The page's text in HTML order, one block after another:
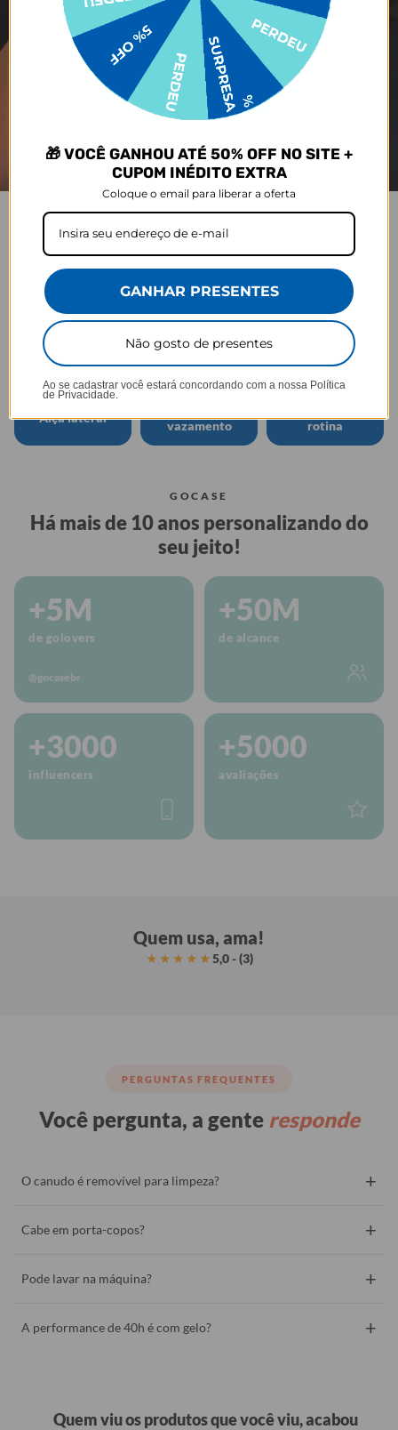
Praticidade que acompanha seu ritmo.
Alça lateral
vazamento
rotina
GOCASE
Há mais de 10 anos personalizando do
seu jeito!
+5M
de golovers
@gocasebr
+50M
de alcance
+3000
influencers
+5000
avaliações
Quem usa, ama!
★★★★★5,0 - (3)
PERGUNTAS FREQUENTES
Você pergunta, a gente responde
O canudo é removível para limpeza? +
Cabe em porta-copos? +
Pode lavar na máquina? +
A performance de 40h é com gelo? +
Quem viu os produtos que você viu, acabou
🎁 VOCÊ GANHOU ATÉ 50% OFF NO SITE +
CUPOM INÉDITO EXTRA
Coloque o email para liberar a oferta
GANHAR PRESENTES
Não gosto de presentes
Ao se cadastrar você estará concordando com a nossa Política
de Privacidade.